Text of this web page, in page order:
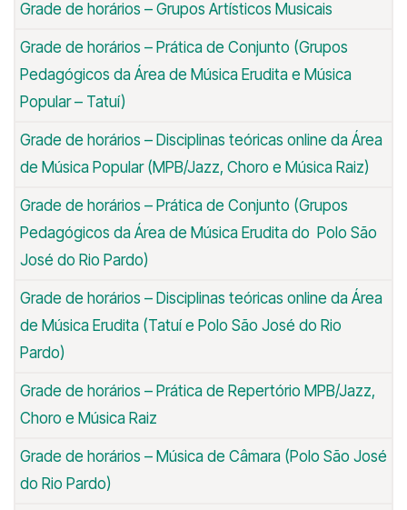
Grade de horários – Grupos Artísticos Musicais
Grade de horários – Prática de Conjunto (Grupos
Pedagógicos da Área de Música Erudita e Música
Popular – Tatuí)
Grade de horários – Disciplinas teóricas online da Área
de Música Popular (MPB/Jazz, Choro e Música Raiz)
Grade de horários – Prática de Conjunto (Grupos
Pedagógicos da Área de Música Erudita do Polo São
José do Rio Pardo)
Grade de horários – Disciplinas teóricas online da Área
de Música Erudita (Tatuí e Polo São José do Rio
Pardo)
Grade de horários – Prática de Repertório MPB/Jazz,
Choro e Música Raiz
Grade de horários – Música de Câmara (Polo São José
do Rio Pardo)